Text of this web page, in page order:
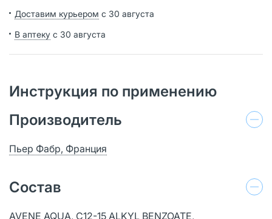
Доставим курьером с 30 августа
В аптеку с 30 августа
Инструкция по применению
Производитель
Пьер Фабр, Франция
Состав
AVENE AQUA, C12-15 ALKYL BENZOATE,